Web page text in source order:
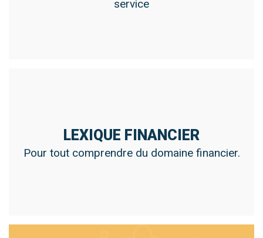
service
LEXIQUE FINANCIER
Pour tout comprendre du domaine financier.